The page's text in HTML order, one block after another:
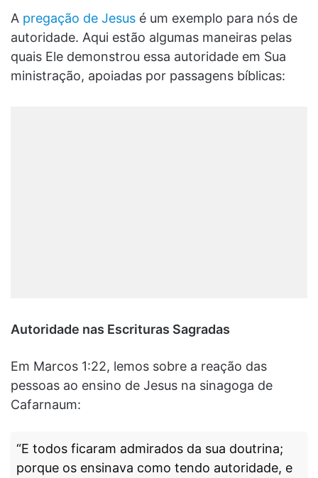
A pregação de Jesus é um exemplo para nós de
autoridade. Aqui estão algumas maneiras pelas
quais Ele demonstrou essa autoridade em Sua
ministração, apoiadas por passagens bíblicas:
Autoridade nas Escrituras Sagradas
Em Marcos 1:22, lemos sobre a reação das
pessoas ao ensino de Jesus na sinagoga de
Cafarnaum:
“E todos ficaram admirados da sua doutrina;
porque os ensinava como tendo autoridade, e